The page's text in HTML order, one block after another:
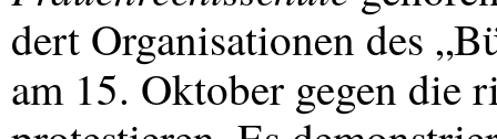
dert Organisationen des
am 15. Oktober gegen die